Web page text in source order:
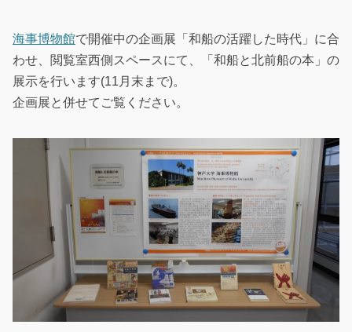
海事博物館で開催中の企画展「和船の活躍した時代」に合
わせ、閲覧室西側スペースにて、「和船と北前船の本」の
展示を行います(11月末まで)。
企画展と併せてご覧ください。